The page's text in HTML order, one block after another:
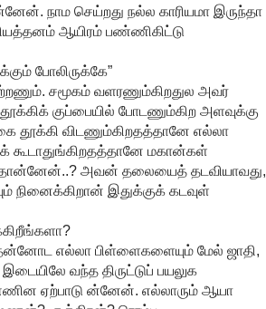
நாம செய்றது நல்ல காரியமா இருந்தா
ஆயிரம் பண்ணிகிட்டு
போலிருக்கே”
சமூகம் வளரணும்கிறதுல அவர்
குப்பையில் போடணும்கிற அளவுக்கு
தூக்கி விடணும்கிறதத்தானே எல்லா
கூடாதுங்கிறதத்தானே மகான்கள்
அவன் தலையைத் தடவியாவது,
நினைக்கிறான் இதுக்குக் கடவுள்
எல்லா பிள்ளைகளையும் மேல் ஜாதி,
வந்த திருட்டுப் பயலுக
ஏற்பாடு ன்னேன். எல்லாரும் ஆயா